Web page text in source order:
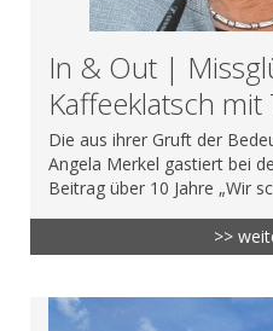
In & Out |
Kaffeeklatsch
Die aus ihrer Gruft der
Angela Merkel gastiert bei
Beitrag über 10 Jahre „Wir
>>